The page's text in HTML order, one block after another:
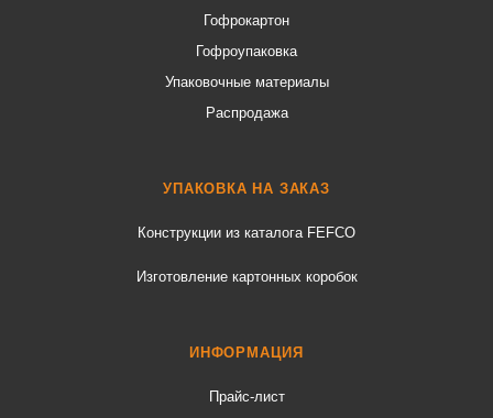
Гофрокартон
Гофроупаковка
Упаковочные материалы
Распродажа
УПАКОВКА НА ЗАКАЗ
Конструкции из каталога FEFCO
Изготовление картонных коробок
ИНФОРМАЦИЯ
Прайс-лист